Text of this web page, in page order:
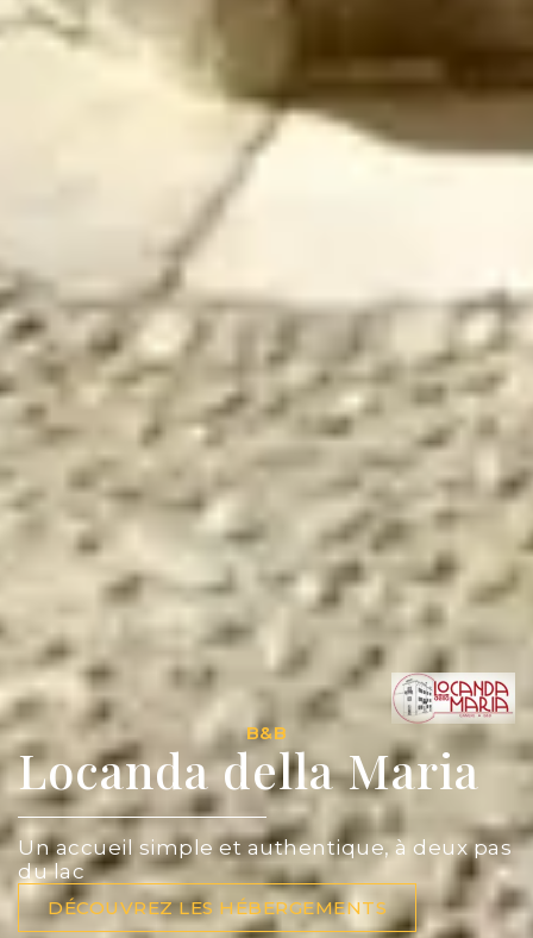
B&B
Locanda della Maria
Un accueil simple et authentique, à deux pas
du lac
DÉCOUVREZ LES HÉBERGEMENTS